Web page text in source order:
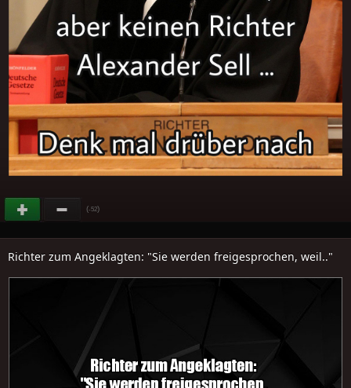
(-52)
Richter zum Angeklagten: "Sie werden freigesprochen, weil.."